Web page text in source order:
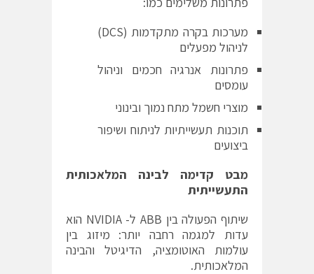
מערכות בקרה מתקדמות (DCS)
לניהול מפעלים
פתרונות אנרגיה חכמים וניהול
עומסים
מוצרי חשמל מתח נמוך ובינוני
תוכנות תעשייתיות לניתוח ושיפור
ביצועים
מבט קדימה לבינה המלאכותית
התעשייתית
שיתוף הפעולה בין ABB ל- NVIDIA הוא
עדות למגמה רחבה יותר: מיזוג בין
עולמות האוטומציה, הדיגיטל והבינה
המלאכותית.